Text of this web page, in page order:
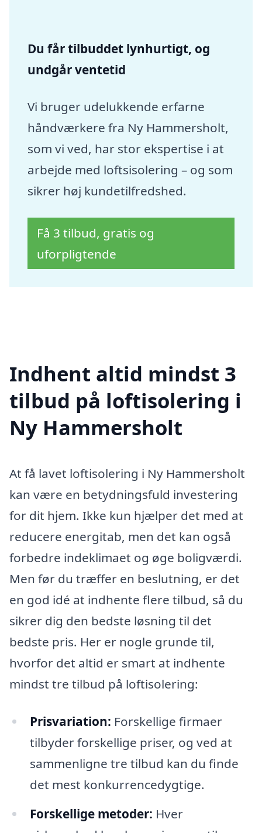
Du får tilbuddet lynhurtigt, og
undgår ventetid
Vi bruger udelukkende erfarne
håndværkere fra Ny Hammersholt,
som vi ved, har stor ekspertise i at
arbejde med loftsisolering – og som
sikrer høj kundetilfredshed.
Få 3 tilbud, gratis og
uforpligtende
Indhent altid mindst 3
tilbud på loftisolering i
Ny Hammersholt
At få lavet loftisolering i Ny Hammersholt
kan være en betydningsfuld investering
for dit hjem. Ikke kun hjælper det med at
reducere energitab, men det kan også
forbedre indeklimaet og øge boligværdi.
Men før du træffer en beslutning, er det
en god idé at indhente flere tilbud, så du
sikrer dig den bedste løsning til det
bedste pris. Her er nogle grunde til,
hvorfor det altid er smart at indhente
mindst tre tilbud på loftisolering:
Prisvariation: Forskellige firmaer
tilbyder forskellige priser, og ved at
sammenligne tre tilbud kan du finde
det mest konkurrencedygtige.
Forskellige metoder: Hver